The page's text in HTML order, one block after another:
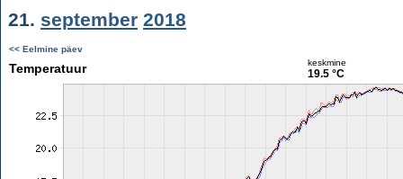
21. september 2018
<< Eelmine päev
Temperatuur keskmine
19.5 °C